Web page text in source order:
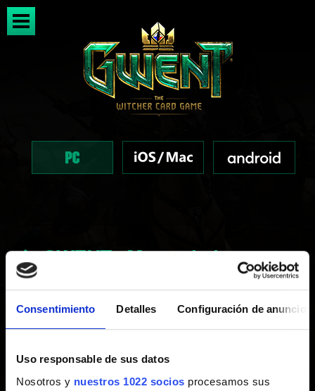
Consentimiento Detalles Configuración de anuncios
Uso responsable de sus datos
Nosotros y nuestros 1022 socios procesamos sus
GWENT - Mantenimiento en
el servidor (del 19 al 20 de
septiembre)
Creado hace 2 años Actualizado hace 2 años